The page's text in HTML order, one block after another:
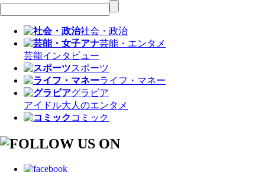
社会・政治
芸能・エンタメ
芸能インタビュー
スポーツ
ライフ・マネー
グラビア
アイドル大人のエンタメ
コミック